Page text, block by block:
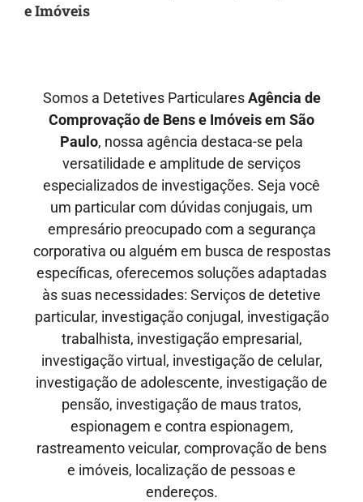
e Imóveis
Somos a Detetives ParticularesAgência de
Comprovação de Bens e Imóveis em São
Paulo, nossa agência destaca-se pela
versatilidade e amplitude de serviços
especializados de investigações. Seja você
um particular com dúvidas conjugais, um
empresário preocupado com a segurança
corporativa ou alguém em busca de respostas
específicas, oferecemos soluções adaptadas
às suas necessidades: Serviços de detetive
particular, investigação conjugal, investigação
trabalhista, investigação empresarial,
investigação virtual, investigação de celular,
investigação de adolescente, investigação de
pensão, investigação de maus tratos,
espionagem e contra espionagem,
rastreamento veicular, comprovação de bens
e imóveis, localização de pessoas e
endereços.